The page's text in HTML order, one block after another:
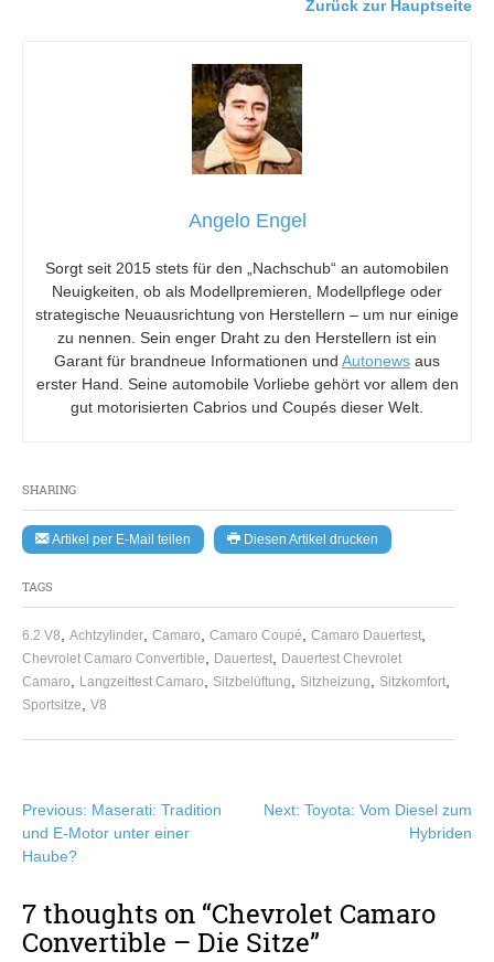
SHARING
Artikel per E-Mail teilen Diesen Artikel drucken
TAGS
6.2 V8, Achtzylinder, Camaro, Camaro Coupé, Camaro Dauertest,
Chevrolet Camaro Convertible, Dauertest, Dauertest Chevrolet
Camaro, Langzeittest Camaro, Sitzbelüftung, Sitzheizung, Sitzkomfort,
Sportsitze, V8
Zurück zur Hauptseite
Angelo Engel
Sorgt seit 2015 stets für den „Nachschub“ an automobilen
Neuigkeiten, ob als Modellpremieren, Modellpflege oder
strategische Neuausrichtung von Herstellern – um nur einige
zu nennen. Sein enger Draht zu den Herstellern ist ein
Garant für brandneue Informationen und Autonews aus
erster Hand. Seine automobile Vorliebe gehört vor allem den
gut motorisierten Cabrios und Coupés dieser Welt.
Beitragsnavigation
Previous: Maserati: Tradition
und E-Motor unter einer
Haube?
Next: Toyota: Vom Diesel zum
Hybriden
7 thoughts on “Chevrolet Camaro
Convertible – Die Sitze”